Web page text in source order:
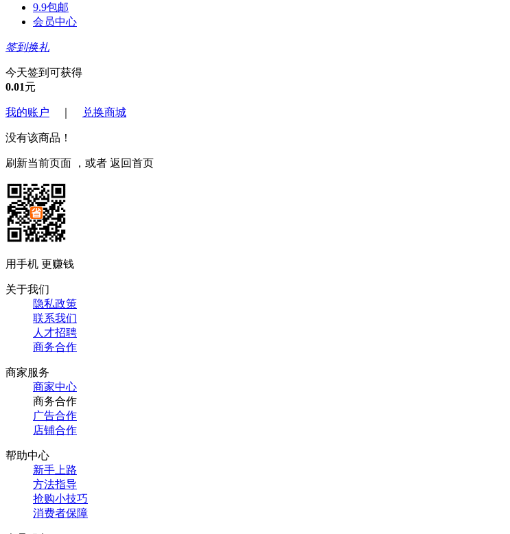
9.9包邮
会员中心
签到换礼
今天签到可获得
0.01元
我的账户 兑换商城
没有该商品！
刷新当前页面 ，或者 返回首页
用手机 更赚钱
关于我们
隐私政策
联系我们
人才招聘
商务合作
商家服务
商家中心
商务合作
广告合作
店铺合作
帮助中心
新手上路
方法指导
抢购小技巧
消费者保障